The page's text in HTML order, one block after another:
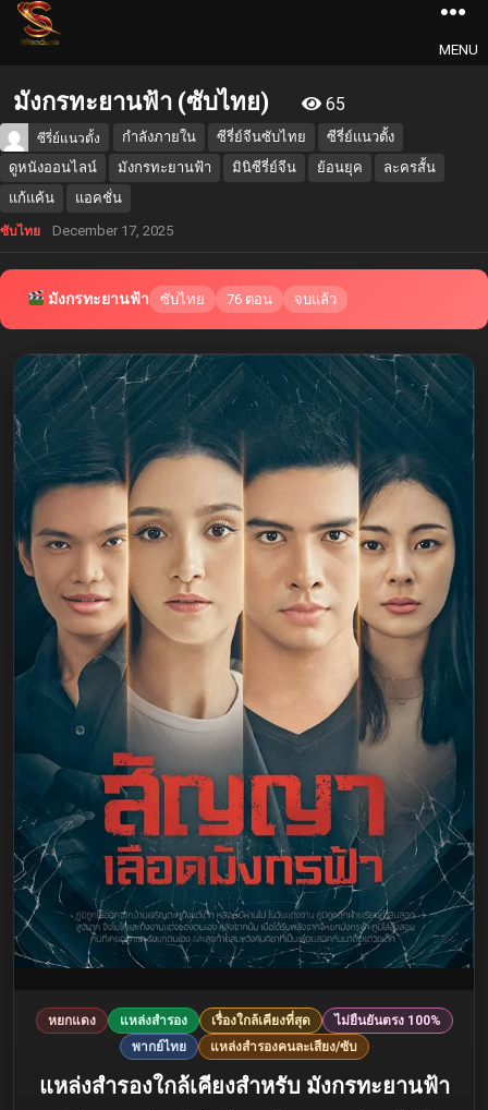
MENU
มังกรทะยานฟ้า (ซับไทย) 65
ซีรี่ย์แนวตั้ง กำลังภายใน ซีรี่ย์จีนซับไทย
ซีรี่ย์แนวตั้ง
ดูหนังออนไลน์
มังกรทะยานฟ้า มินิซีรี่ย์จีน ย้อนยุค
ละครสั้น
แก้แค้น
แอคชั่น
ซับไทย December 17, 2025
มังกรทะยานฟ้า ซับไทย 76 ตอน จบแล้ว
หยกแดง แหล่งสำรอง เรื่องใกล้เคียงที่สุด
ไม่ยืนยันตรง 100%
พากย์ไทย
แหล่งสำรองคนละเสียง/ซับ
แหล่งสำรองใกล้เคียงสำหรับ มังกรทะยานฟ้า